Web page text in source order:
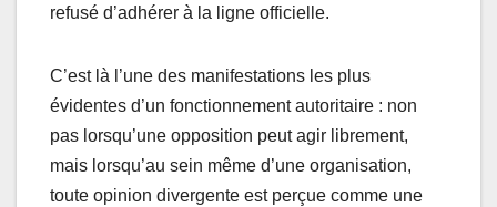
refusé d’adhérer à la ligne officielle.
C’est là l’une des manifestations les plus
évidentes d’un fonctionnement autoritaire : non
pas lorsqu’une opposition peut agir librement,
mais lorsqu’au sein même d’une organisation,
toute opinion divergente est perçue comme une